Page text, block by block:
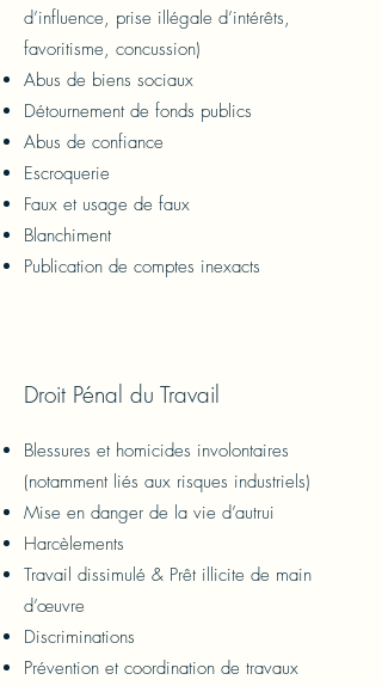
d’influence, prise illégale d’intérêts,
favoritisme, concussion)
Abus de biens sociaux
Détournement de fonds publics
Abus de confiance
Escroquerie
Faux et usage de faux
Blanchiment
Publication de comptes inexacts
Droit Pénal du Travail
Blessures et homicides involontaires
(notamment liés aux risques industriels)
Mise en danger de la vie d’autrui
Harcèlements
Travail dissimulé & Prêt illicite de main
d’œuvre
Discriminations
Prévention et coordination de travaux